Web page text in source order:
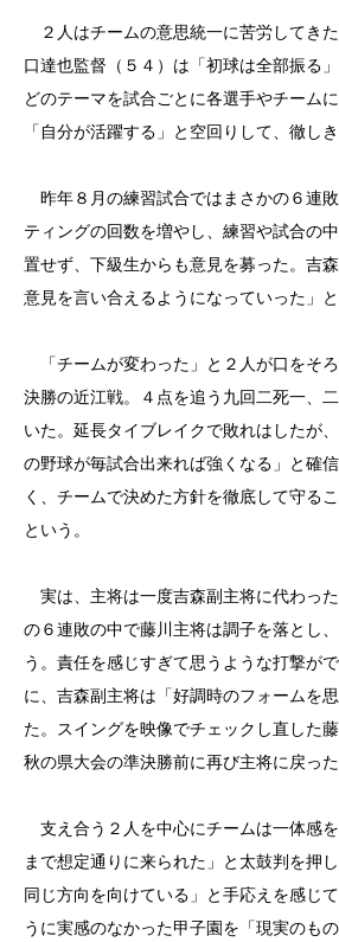
２人はチームの意思統一に苦労してき
口達也監督（５４）は「初球は全部振る
どのテーマを試合ごとに各選手やチーム
「自分が活躍する」と空回りして、徹し
昨年８月の練習試合ではまさかの６連
ティングの回数を増やし、練習や試合の
置せず、下級生からも意見を募った。吉
意見を言い合えるようになっていった」と
「チームが変わった」と２人が口をそ
決勝の近江戦。４点を追う九回二死一、
いた。延長タイブレイクで敗れはしたが
の野球が毎試合出来れば強くなる」と確
く、チームで決めた方針を徹底して守る
という。
実は、主将は一度吉森副主将に代わっ
の６連敗の中で藤川主将は調子を落とし
う。責任を感じすぎて思うような打撃が
に、吉森副主将は「好調時のフォームを
た。スイングを映像でチェックし直した
秋の県大会の準決勝前に再び主将に戻った
支え合う２人を中心にチームは一体感
まで想定通りに来られた」と太鼓判を押
同じ方向を向けている」と手応えを感じ
うに実感のなかった甲子園を「現実のも